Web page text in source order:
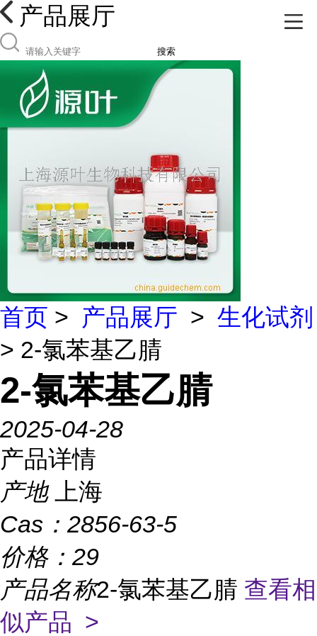
产品展厅
搜索
首页 > 产品展厅 > 生化试剂
> 2-氯苯基乙腈
2-氯苯基乙腈
2025-04-28
产品详情
产地
上海
Cas： 2856-63-5
价格： 29
产品名称2-氯苯基乙腈 查看相
似产品 >